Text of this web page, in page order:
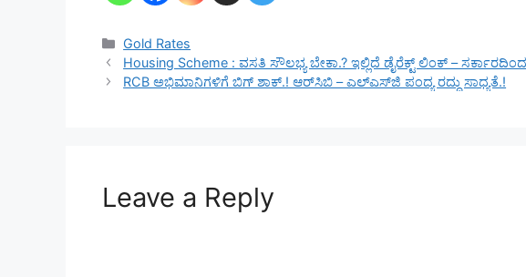
Categories
Gold Rates
Housing Scheme : ವಸತಿ ಸೌಲಭ್ಯ ಬೇಕಾ.? ಇಲ್ಲಿದೆ ಡೈರೆಕ್ಟ್ ಲಿಂಕ್ –
RCB ಅಭಿಮಾನಿಗಳಿಗೆ ಬಿಗ್ ಶಾಕ್.! ಆರ್‌ಸಿಬಿ – ಎಲ್‌ಎಸ್‌ಜಿ ಪಂದ್ಯ ರದ್ದು ಸಾಧ್ಯತೆ.!
Leave a Reply